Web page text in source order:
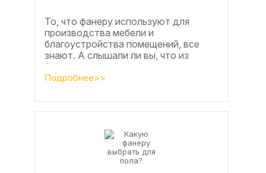
То, что фанеру используют для
производства мебели и
благоустройства помещений, все
знают. А слышали ли вы, что из
фанеры делают красивые ажурные
часы? Удивительно, но факт.
Подробнее>>